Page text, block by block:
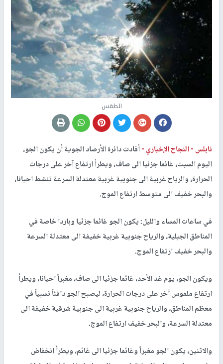
الطقس
نابلس -النجاح الإخباري -أفادت دائرة الأرصاد الجوية أن يكون الجو،
اليوم السبت، غائما جزئيا الى صاف، ويطرأ ارتفاع آخر على درجات
الحرارة، والرياح غربية الى جنوبية غربية معتدلة السرعة تنشط احيانا،
والبحر خفيف الى متوسط ارتفاع الموج.
في ساعات المساء والليل: يكون الجو غائما جزئيا وباردا خاصة في
المناطق الجبلية، والرياح جنوبية غربية خفيفة الى معتدلة السرعة
والبحر خفيف ارتفاع الموج.
ويكون الجو، يوم غد الأحد، غائما جزئيا الى صاف، مغبراً احيانا، ويطرأ
ارتفاع ملموس آخر على درجات الحرارة، ليصبح الجو دافئاً نسبياً في
معظم المناطق، والرياح جنوبية غربية الى جنوبية شرقية خفيفة الى
معتدلة السرعة، والبحر خفيف ارتفاع الموج.
والاثنين، يكون الجو مغبراً وغائما جزئيا الى غائم، ويطرأ انخفاض